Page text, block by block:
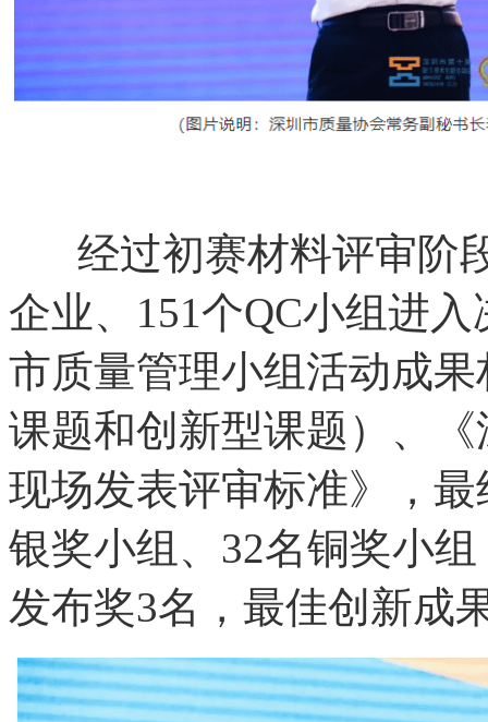
经过初赛材料评审阶
企业、151个QC小组进
市质量管理小组活动成
课题和创新型课题）、
现场发表评审标准》，
银奖小组、32名铜奖小
发布奖3名，最佳创新成